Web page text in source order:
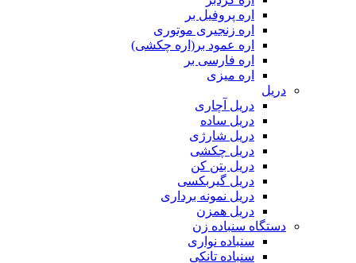
اره پروفیل بر
اره زنجیری موتوری
اره عمود بر(اره چکشی)
اره فارسی بر
اره میزی
دریل
دریل آچاری
دریل ساده
دریل شارژی
دریل چکشی
دریل بتن کن
دریل گیربکسی
دریل نمونه برداری
دریل همزن
دستگاه سنباده زن
سنباده نواری
سنباده تانکی